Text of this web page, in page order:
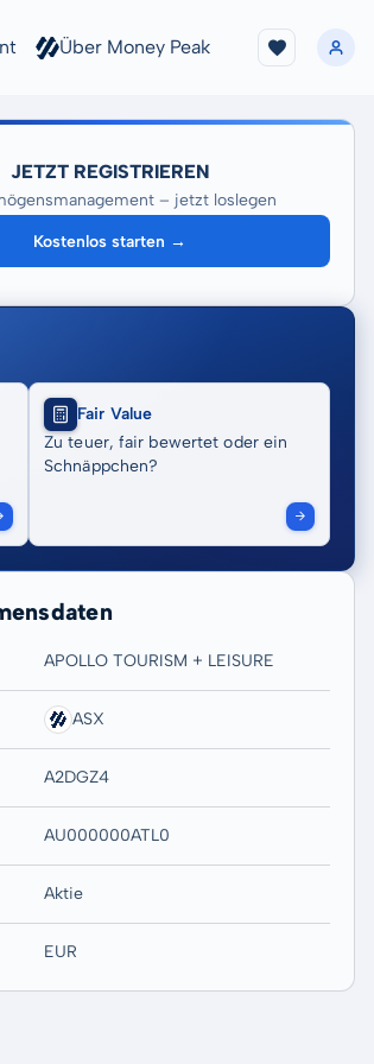
Über Money Peak
JETZT REGISTRIEREN
– jetzt loslegen
Kostenlos starten →
Fair Value
Zu teuer, fair bewertet oder ein
Schnäppchen?
APOLLO TOURISM + LEISURE
ASX
A2DGZ4
AU000000ATL0
Aktie
EUR